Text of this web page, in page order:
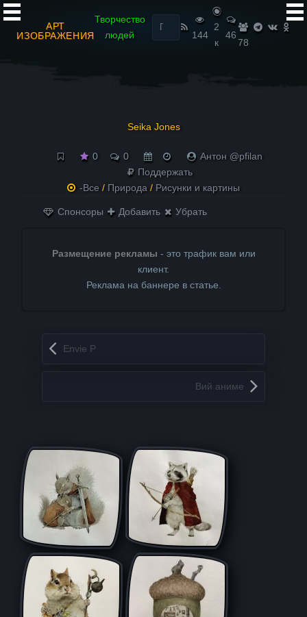
АРТ
ИЗОБРАЖЕНИЯ
Творчество
людей
Найти:
144
2
к
46
78
Seika Jones
0 0
Антон @pfilan
Поддержать
-Все / Природа / Рисунки и картины
Спонсоры Добавить Убрать
Размещение рекламы - это трафик вам или
клиент.
Реклама на баннере в статье.
Запись навигация
Envie P
Вий аниме